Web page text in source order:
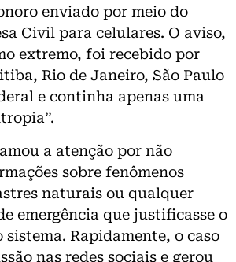
enviado por meio do
Civil para celulares. O aviso,
extremo, foi recebido por
Rio de Janeiro, São Paulo
e continha apenas uma
a atenção por não
sobre fenômenos
naturais ou qualquer
emergência que justificasse o
sistema. Rapidamente, o caso
nas redes sociais e gerou